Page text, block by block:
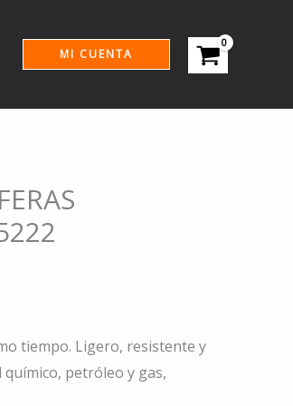
MI CUENTA
tiempo. Ligero, resistente y
químico, petróleo y gas,